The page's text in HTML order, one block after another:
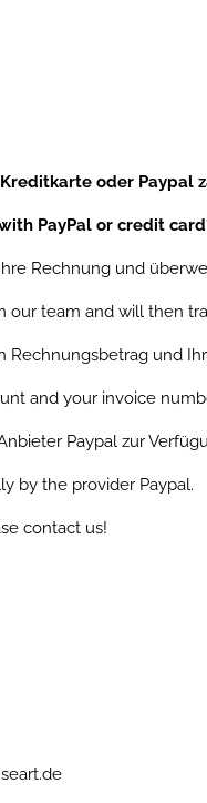
oder Paypal
PayPal or credit
Rechnung und
our team and will then
Rechnungsbetrag und
and your invoice
Paypal zur
by the provider Paypal.
contact us!